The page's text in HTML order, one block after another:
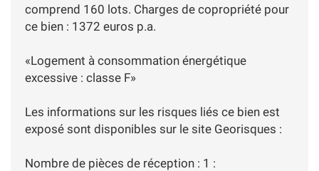
comprend 160 lots. Charges de copropriété pour
ce bien : 1372 euros p.a.
«Logement à consommation énergétique
excessive : classe F»
Les informations sur les risques liés ce bien est
exposé sont disponibles sur le site Georisques :
Nombre de pièces de réception : 1 :